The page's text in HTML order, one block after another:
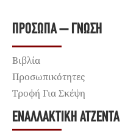
ΠΡΌΣΩΠΑ – ΓΝΏΣΗ
Βιβλία
Προσωπικότητες
Τροφή Για Σκέψη
ΕΝΑΛΛΑΚΤΙΚΉ ΑΤΖΈΝΤΑ